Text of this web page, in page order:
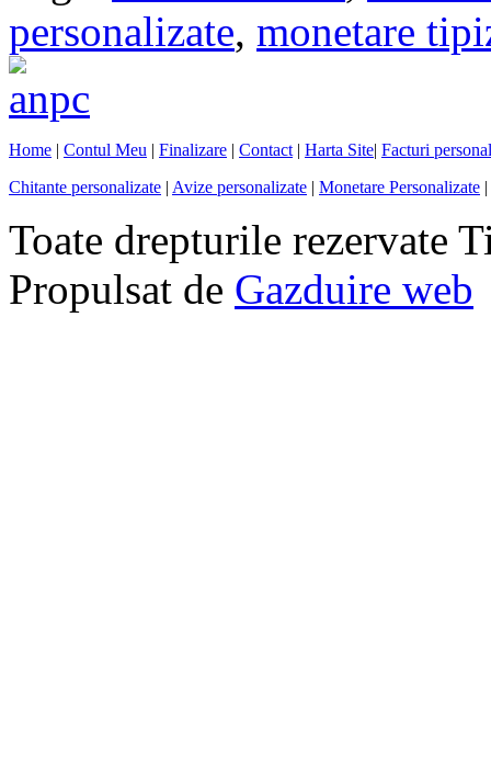
personalizate, monetare
Home | Contul Meu | Finalizare | Contact | Harta Site| Facturi
Chitante personalizate | Avize personalizate | Monetare Personalizate |
Toate drepturile rezervate
Propulsat de Gazduire web